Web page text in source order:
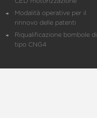
Modalità operative per il
rinnovo delle patenti
Riqualificazione bombole di
tipo CNG4